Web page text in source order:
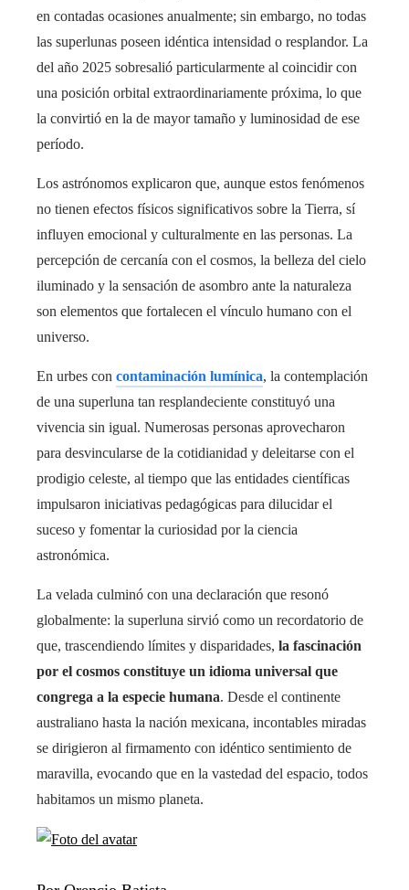
en contadas ocasiones anualmente; sin embargo, no todas
las superlunas poseen idéntica intensidad o resplandor. La
del año 2025 sobresalió particularmente al coincidir con
una posición orbital extraordinariamente próxima, lo que
la convirtió en la de mayor tamaño y luminosidad de ese
período.
Los astrónomos explicaron que, aunque estos fenómenos
no tienen efectos físicos significativos sobre la Tierra, sí
influyen emocional y culturalmente en las personas. La
percepción de cercanía con el cosmos, la belleza del cielo
iluminado y la sensación de asombro ante la naturaleza
son elementos que fortalecen el vínculo humano con el
universo.
En urbes con contaminación lumínica, la contemplación
de una superluna tan resplandeciente constituyó una
vivencia sin igual. Numerosas personas aprovecharon
para desvincularse de la cotidianidad y deleitarse con el
prodigio celeste, al tiempo que las entidades científicas
impulsaron iniciativas pedagógicas para dilucidar el
suceso y fomentar la curiosidad por la ciencia
astronómica.
La velada culminó con una declaración que resonó
globalmente: la superluna sirvió como un recordatorio de
que, trascendiendo límites y disparidades, la fascinación
por el cosmos constituye un idioma universal que
congrega a la especie humana. Desde el continente
australiano hasta la nación mexicana, incontables miradas
se dirigieron al firmamento con idéntico sentimiento de
maravilla, evocando que en la vastedad del espacio, todos
habitamos un mismo planeta.